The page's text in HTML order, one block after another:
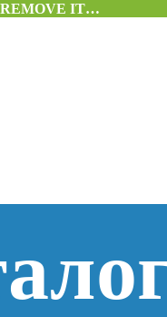
REMOVE IT…